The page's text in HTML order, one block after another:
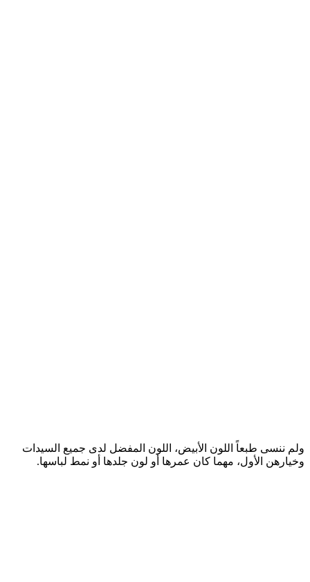
ولم ننسى طبعاً اللون الأبيض، اللون المفضل لدى جميع السيدات
وخيارهن الأول، مهما كان عمرها أو لون جلدها أو نمط لباسها.